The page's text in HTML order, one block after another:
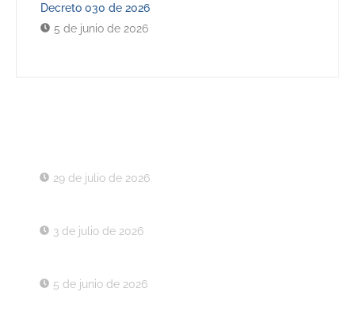
Decreto 030 de 2026
5 de junio de 2026
29 de julio de 2026
3 de julio de 2026
5 de junio de 2026